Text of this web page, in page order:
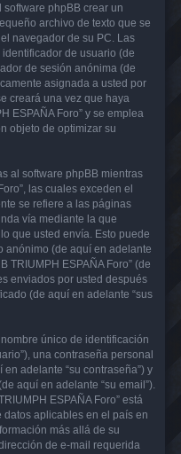
software phpBB crear un
archivo de texto que se
navegador de su PC. Las
de usuario (de
de sesión anónima (de
asignada a usted por
creará una vez que haya
ESPAÑA Foro” y se emplea
objeto de optimizar su
al software phpBB mientras
las cuales exceden el
se refiere a las páginas
vía mediante la que
que usted envía. Esto puede
anónimo (de aquí en adelante
TRIUMPH ESPAÑA Foro” (de
enviados por usted después
(de aquí en adelante “sus
único de identificación
una contraseña personal
adelante “su contraseña”) y
aquí en adelante “su email”).
ESPAÑA Foro” está
aplicables en el país en
más allá de su
de e-mail requerida